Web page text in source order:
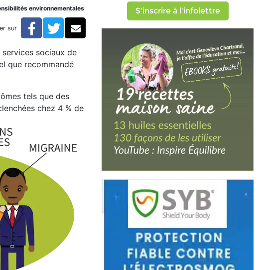
environnementales
sur Facebook
TwitterCourriel
services sociaux de
que recommandé
tels que des
chez 4 % de
S'inscrire à l'infolettre